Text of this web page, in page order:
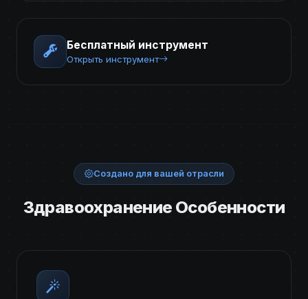
Бесплатный инструмент
Открыть инструмент
Создано для вашей отрасли
Здравоохранение Особенности